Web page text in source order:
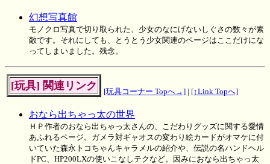
幻想写真館
モノクロ写真で切り取られた、少女のなにげないしぐさの数々が素
敵です。それにしても、とうとう少女関連のページはここだけにな
ってしまいました。残念。
[玩具] 関連リンク [玩具コーナー Topへ→] | [↑Link Topへ]
おなら出ちゃっ太の世界
ＨＰ作者のおなら出ちゃっ太さんの、こだわりグッズに関する愛情
あふれるページ。ガメラ対ギャオスの変わり絵カードがオマケに付
いていた森永トコちゃんキャラメルの紹介や、伝説の名ハンドヘル
ドPC、HP200LXの使いこなしテクなど。因みにおなら出ちゃっ太